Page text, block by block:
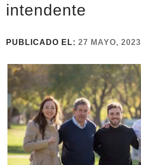
intendente
PUBLICADO EL: 27 MAYO, 2023